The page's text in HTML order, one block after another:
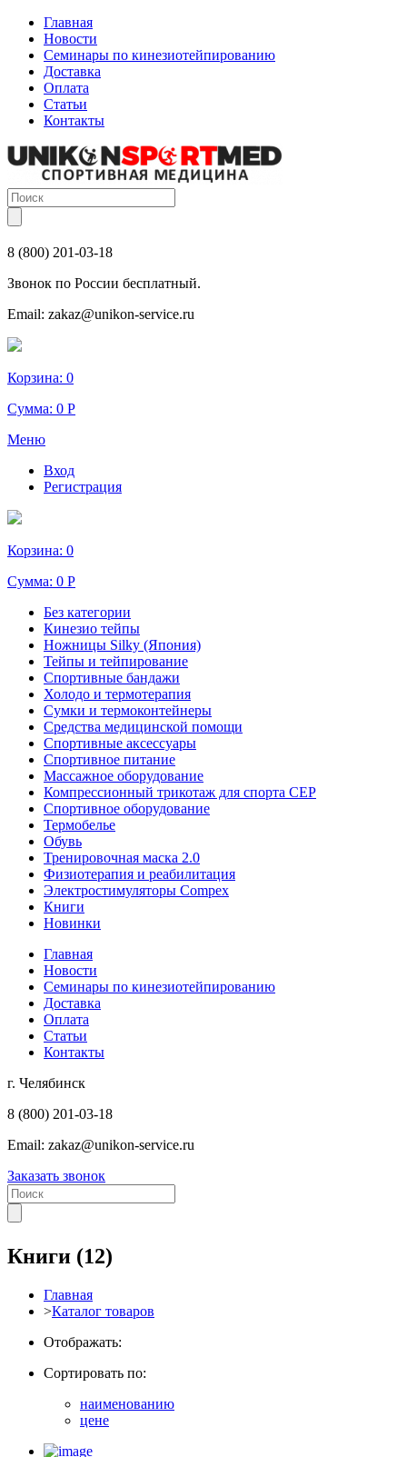
Главная
Новости
Семинары по кинезиотейпированию
Доставка
Оплата
Статьи
Контакты
8 (800) 201-03-18
Звонок по России бесплатный.
Email: zakaz@unikon-service.ru
Корзина: 0
Сумма: 0 Р
Меню
Вход
Регистрация
Корзина: 0
Сумма: 0 Р
Без категории
Кинезио тейпы
Ножницы Silky (Япония)
Тейпы и тейпирование
Спортивные бандажи
Холодо и термотерапия
Сумки и термоконтейнеры
Средства медицинской помощи
Спортивные аксессуары
Спортивное питание
Массажное оборудование
Компрессионный трикотаж для спорта СЕР
Спортивное оборудование
Термобелье
Обувь
Тренировочная маска 2.0
Физиотерапия и реабилитация
Электростимуляторы Compex
Книги
Новинки
Главная
Новости
Семинары по кинезиотейпированию
Доставка
Оплата
Статьи
Контакты
г. Челябинск
8 (800) 201-03-18
Email: zakaz@unikon-service.ru
Заказать звонок
Книги (12)
Главная
>Каталог товаров
Отображать:
Сортировать по:
наименованию
цене